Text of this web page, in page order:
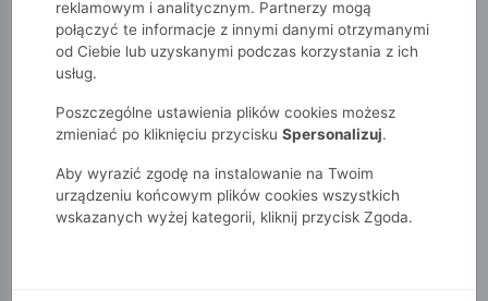
51015kids
Chłopcy 2-7 lat
Kurtka przejściowa z kapturem - 3w1
reklamowym i analitycznym. Partnerzy mogą
połączyć te informacje z innymi danymi otrzymanymi
od Ciebie lub uzyskanymi podczas korzystania z ich
usług.
Poszczególne ustawienia plików cookies możesz
zmieniać po kliknięciu przycisku Spersonalizuj.
Aby wyrazić zgodę na instalowanie na Twoim
urządzeniu końcowym plików cookies wszystkich
wskazanych wyżej kategorii, kliknij przycisk Zgoda.